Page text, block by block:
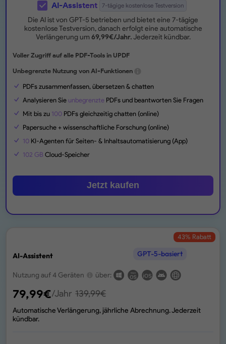
AI-Assistent 7-tägige kostenlose Testversion
Die AI ist von GPT-5 betrieben und bietet eine 7-tägige
kostenlose Testversion, danach erfolgt eine automatische
Verlängerung um 69,99€/Jahr.Jederzeit kündbar.
Voller Zugriff auf alle PDF-Tools in UPDF
Unbegrenzte Nutzung von AI-Funktionen
PDFs zusammenfassen, übersetzen & chatten
Analysieren Sie unbegrenzte PDFs und beantworten Sie Fragen
Mit bis zu 100 PDFs gleichzeitig chatten (online)
Papersuche + wissenschaftliche Forschung (online)
10 KI-Agenten für Seiten- & Inhaltsautomatisierung (App)
102 GB Cloud-Speicher
Jetzt kaufen
AI-Assistent GPT-5-basiert
43% Rabatt
Nutzung auf 4 Geräten über:
79,99€/Jahr 139,99€
Automatische Verlängerung, jährliche Abrechnung. Jederzeit
kündbar.